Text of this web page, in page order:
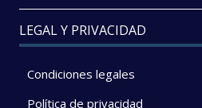
LEGAL Y PRIVACIDAD
Condiciones legales
Política de privacidad